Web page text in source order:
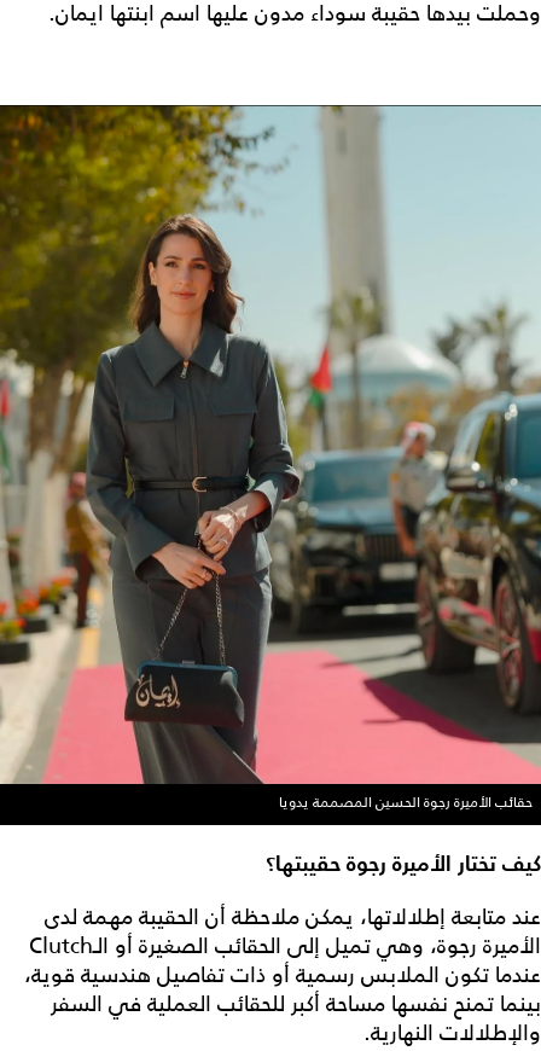
وحملت بيدها حقيبة سوداء مدون عليها اسم ابنتها ايمان.
حقائب الأميرة رجوة الحسين المصممة يدويا
كيف تختار الأميرة رجوة حقيبتها؟
عند متابعة إطلالاتها، يمكن ملاحظة أن الحقيبة مهمة لدى
الأميرة رجوة، وهي تميل إلى الحقائب الصغيرة أو الـClutch
عندما تكون الملابس رسمية أو ذات تفاصيل هندسية قوية،
بينما تمنح نفسها مساحة أكبر للحقائب العملية في السفر
والإطلالات النهارية.